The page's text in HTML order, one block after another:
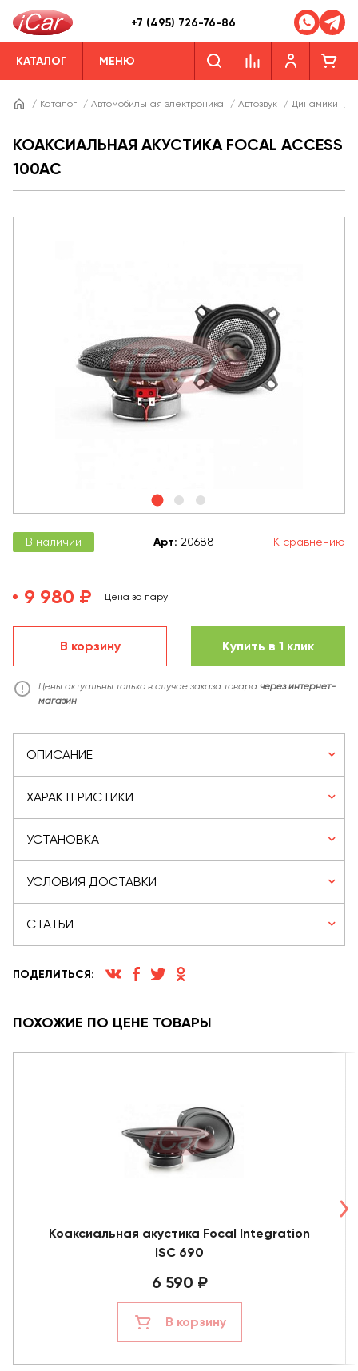
+7 (495) 726-76-86
КАТАЛОГ МЕНЮ
/ Каталог / Автомобильная электроника / Автозвук / Динамики
КОАКСИАЛЬНАЯ АКУСТИКА FOCAL ACCESS
100AC
В наличии Арт: 20688 К сравнению
9 980 ₽ Цена за пару
В корзину Купить в 1 клик
Цены актуальны только в случае заказа товара через интернет-
магазин
ОПИСАНИЕ
ХАРАКТЕРИСТИКИ
УСТАНОВКА
УСЛОВИЯ ДОСТАВКИ
СТАТЬИ
ПОДЕЛИТЬСЯ:
ПОХОЖИЕ ПО ЦЕНЕ ТОВАРЫ
Коаксиальная акустика Focal Integration
ISC 690
6 590 ₽
В корзину